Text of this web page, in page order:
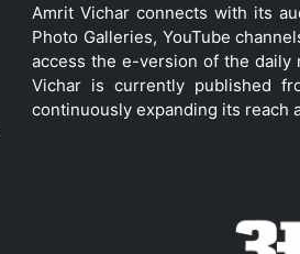
Amrit Vichar connects with its
Photo Galleries, YouTube
access the e-version of the daily
Vichar is currently published
continuously expanding its reach